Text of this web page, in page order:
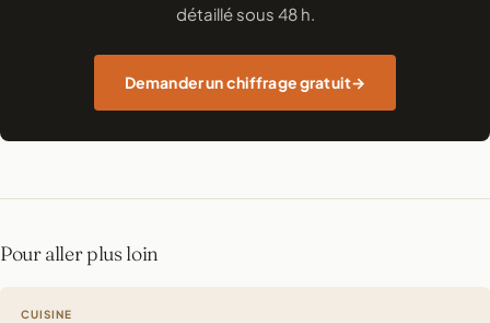
détaillé sous 48 h.
Demander un chiffrage gratuit
Pour aller plus loin
CUISINE